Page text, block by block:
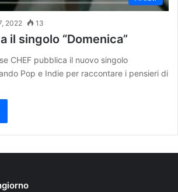
2022 13
il singolo “Domenica”
CHEF pubblica il nuovo singolo
Pop e Indie per raccontare i pensieri di